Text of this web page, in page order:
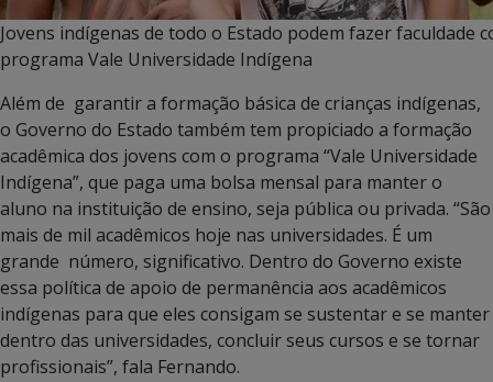
Jovens indígenas de todo o Estado podem fazer faculdade
programa Vale Universidade Indígena
Além de garantir a formação básica de crianças indígenas,
o Governo do Estado também tem propiciado a formação
acadêmica dos jovens com o programa “Vale Universidade
Indígena”, que paga uma bolsa mensal para manter o
aluno na instituição de ensino, seja pública ou privada. “São
mais de mil acadêmicos hoje nas universidades. É um
grande número, significativo. Dentro do Governo existe
essa política de apoio de permanência aos acadêmicos
indígenas para que eles consigam se sustentar e se manter
dentro das universidades, concluir seus cursos e se tornar
profissionais”, fala Fernando.